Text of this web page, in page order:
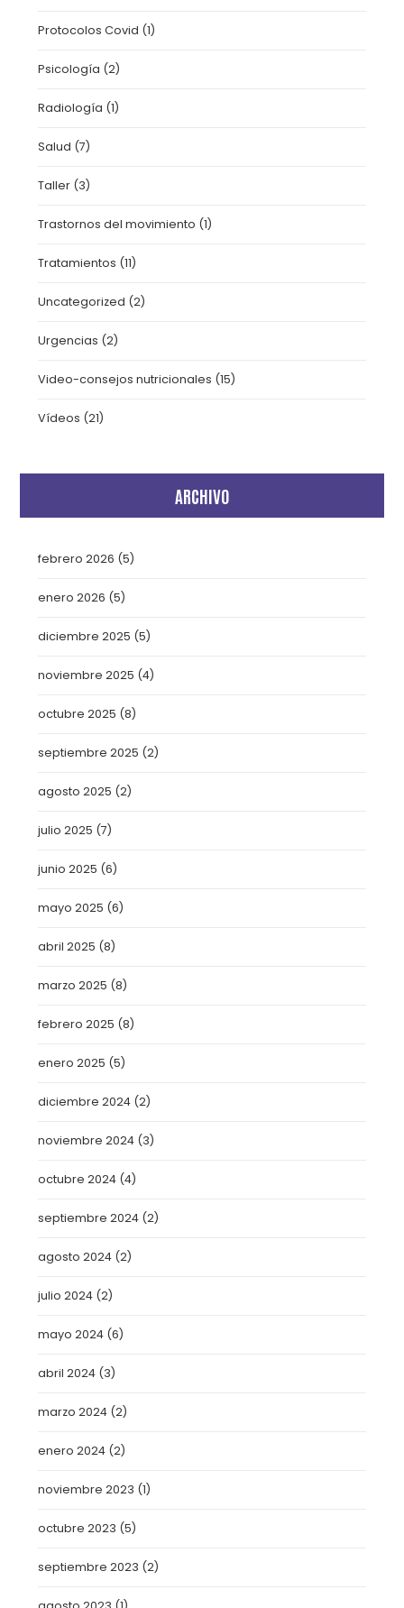
Protocolos Covid (1)
Psicología (2)
Radiología (1)
Salud (7)
Taller (3)
Trastornos del movimiento (1)
Tratamientos (11)
Uncategorized (2)
Urgencias (2)
Video-consejos nutricionales (15)
Vídeos (21)
ARCHIVO
febrero 2026 (5)
enero 2026 (5)
diciembre 2025 (5)
noviembre 2025 (4)
octubre 2025 (8)
septiembre 2025 (2)
agosto 2025 (2)
julio 2025 (7)
junio 2025 (6)
mayo 2025 (6)
abril 2025 (8)
marzo 2025 (8)
febrero 2025 (8)
enero 2025 (5)
diciembre 2024 (2)
noviembre 2024 (3)
octubre 2024 (4)
septiembre 2024 (2)
agosto 2024 (2)
julio 2024 (2)
mayo 2024 (6)
abril 2024 (3)
marzo 2024 (2)
enero 2024 (2)
noviembre 2023 (1)
octubre 2023 (5)
septiembre 2023 (2)